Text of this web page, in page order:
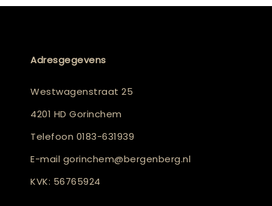
Adresgegevens
Westwagenstraat 25
4201 HD Gorinchem
Telefoon 0183-631939
E-mail gorinchem@bergenberg.nl
KVK: 56765924